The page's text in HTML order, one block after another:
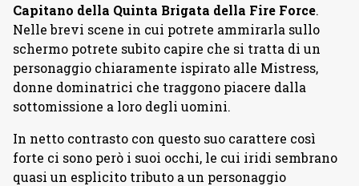
Capitano della Quinta Brigata della Fire Force.
Nelle brevi scene in cui potrete ammirarla sullo
schermo potrete subito capire che si tratta di un
personaggio chiaramente ispirato alle Mistress,
donne dominatrici che traggono piacere dalla
sottomissione a loro degli uomini.
In netto contrasto con questo suo carattere così
forte ci sono però i suoi occhi, le cui iridi sembrano
quasi un esplicito tributo a un personaggio